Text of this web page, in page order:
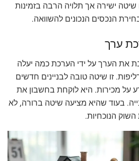
שיטה ישירה אך תלויה הרבה בזמינות
הנכסים הנכונים להשוואה.
ערך
את הערך על ידי הערכת כמה יעלה
זו שיטה טובה לבניינים חדשים
על מכירות. היא לוקחת בחשבון את
בעוד שהיא מציעה שיטה ברורה, לא
הנוכחיות.